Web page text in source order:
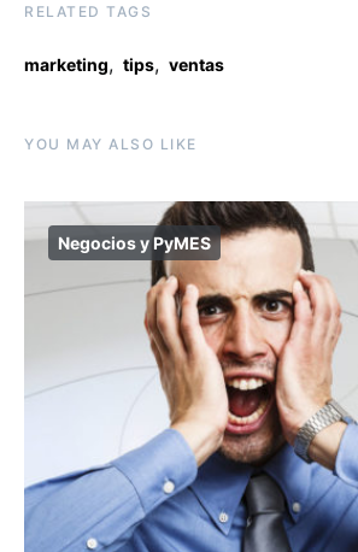
RELATED TAGS
marketing, tips, ventas
YOU MAY ALSO LIKE
Negocios y PyMES